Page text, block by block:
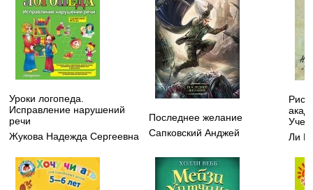
Уроки логопеда.
Исправление нарушений
речи
Жукова Надежда Сергеевна
Последнее желание
Сапковский Анджей
Ли